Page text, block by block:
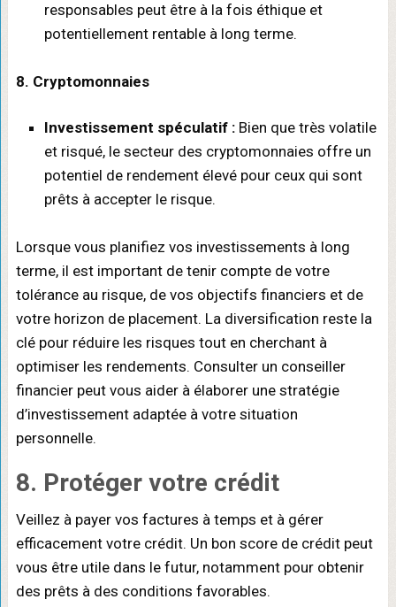
responsables peut être à la fois éthique et
potentiellement rentable à long terme.
8. Cryptomonnaies
Investissement spéculatif :Bien que très volatile
et risqué, le secteur des cryptomonnaies offre un
potentiel de rendement élevé pour ceux qui sont
prêts à accepter le risque.
Lorsque vous planifiez vos investissements à long
terme, il est important de tenir compte de votre
tolérance au risque, de vos objectifs financiers et de
votre horizon de placement. La diversification reste la
clé pour réduire les risques tout en cherchant à
optimiser les rendements. Consulter un conseiller
financier peut vous aider à élaborer une stratégie
d’investissement adaptée à votre situation
personnelle.
8. Protéger votre crédit
Veillez à payer vos factures à temps et à gérer
efficacement votre crédit. Un bon score de crédit peut
vous être utile dans le futur, notamment pour obtenir
des prêts à des conditions favorables.